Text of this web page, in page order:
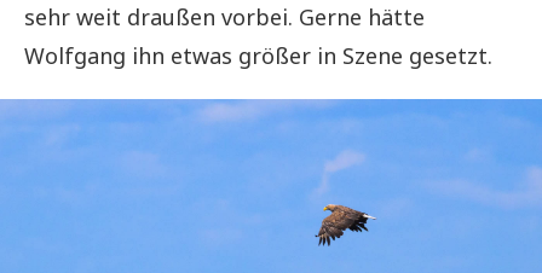
sehr weit draußen vorbei. Gerne hätte
Wolfgang ihn etwas größer in Szene gesetzt.